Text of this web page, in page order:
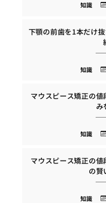
知識
下顎の前歯を1本だけ
知識
マウスピース矯正の
み
知識
マウスピース矯正の
の賢
知識